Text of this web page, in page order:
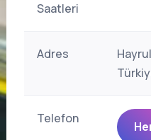
Saatleri
Adres
Telefon